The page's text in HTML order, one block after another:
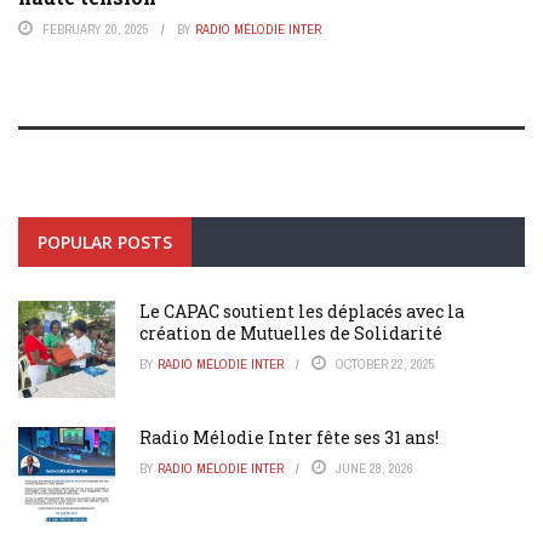
FEBRUARY 20, 2025 BY RADIO MÉLODIE INTER
POPULAR POSTS
Le CAPAC soutient les déplacés avec la
création de Mutuelles de Solidarité
BY RADIO MÉLODIE INTER OCTOBER 22, 2025
Radio Mélodie Inter fête ses 31 ans!
BY RADIO MÉLODIE INTER JUNE 28, 2026